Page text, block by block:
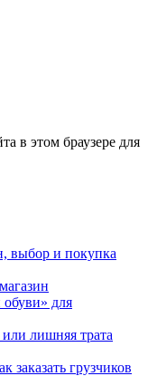
в этом браузере для
выбор и покупка
для
лишняя трата
заказать грузчиков